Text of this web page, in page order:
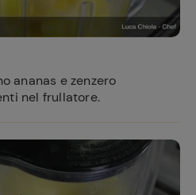
ananas e zenzero
nel frullatore.